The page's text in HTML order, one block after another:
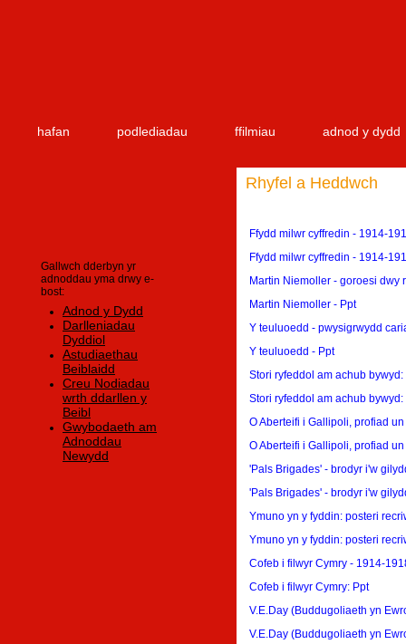
hafan podlediadau ffilmiau adnod y dydd
Gallwch dderbyn yr
adnoddau yma drwy e-
bost:
Adnod y Dydd
Darlleniadau
Dyddiol
Astudiaethau
Beiblaidd
Creu Nodiadau
wrth ddarllen y
Beibl
Gwybodaeth am
Adnoddau
Newydd
Rhyfel a Heddwch
Ffydd milwr cyffredin - 1914-
Ffydd milwr cyffredin - 1914-
Martin Niemoller - goroesi dwy
Martin Niemoller - Ppt
Y teuluoedd - pwysigrwydd
Y teuluoedd - Ppt
Stori ryfeddol am achub
Stori ryfeddol am achub bywyd:
O Aberteifi i Gallipoli, profiad
O Aberteifi i Gallipoli, profiad
'Pals Brigades' - brodyr i'w
'Pals Brigades' - brodyr i'w
Ymuno yn y fyddin: posteri
Ymuno yn y fyddin: posteri
Cofeb i filwyr Cymry - 1914-
Cofeb i filwyr Cymry: Ppt
V.E.Day (Buddugoliaeth yn
V.E.Day (Buddugoliaeth yn